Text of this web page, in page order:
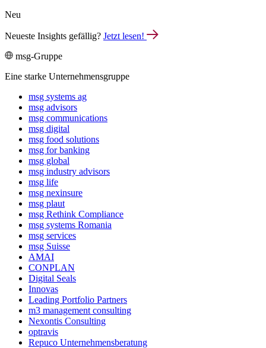
Neu
Neueste Insights gefällig? Jetzt lesen!
msg-Gruppe
Eine starke Unternehmensgruppe
msg systems ag
msg advisors
msg commu­ni­ca­tions
msg digital
msg food solutions
msg for banking
msg global
msg industry advisors
msg life
msg nexinsure
msg plaut
msg Rethink Compli­ance
msg systems Romania
msg services
msg Suisse
AMAI
CONPLAN
Digital Seals
Innovas
Leading Port­folio Partners
m3 manage­ment consul­ting
Nexontis Consulting
optravis
Repuco Unternehmensberatung